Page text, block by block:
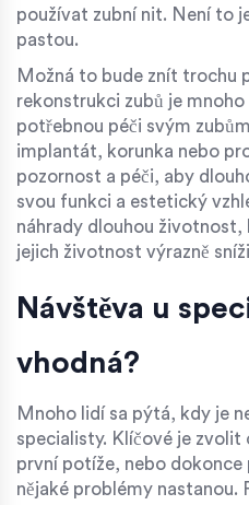
používat zubní nit. Není to
pastou.
Možná to bude znít trochu
rekonstrukci zubů je
potřebnou péči svým
implantát, korunka nebo
pozornost a péči, aby
svou funkci a estetický
náhrady dlouhou životnost,
jejich životnost výrazně
Návštěva u
vhodná?
Mnoho lidí sa pýtá, kdy je
specialisty. Klíčové je
první potíže, nebo dokonce
nějaké problémy nastanou.